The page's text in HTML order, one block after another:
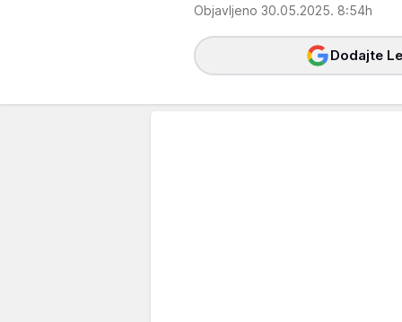
Objavljeno 30.05.2025. 8:54h
Dodajte